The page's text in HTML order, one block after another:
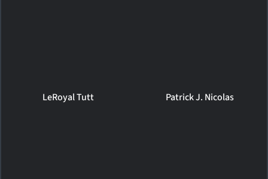
LeRoyal Tutt Patrick J. Nicolas